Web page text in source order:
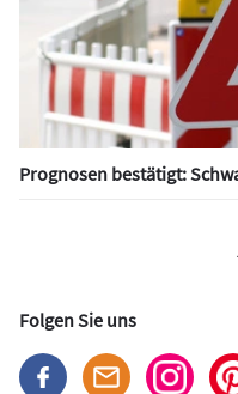
Prognosen bestätigt:
Folgen Sie uns